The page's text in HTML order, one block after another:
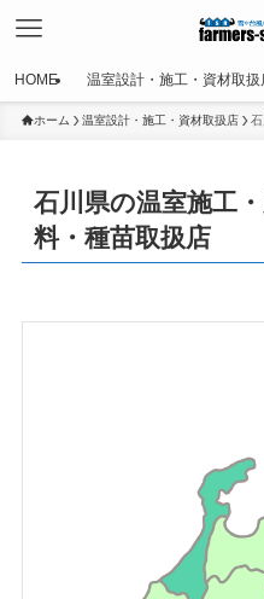
HOME 温室設計・施工・資材取扱
ホーム 温室設計・施工・資材取扱店
石川県の温室施工
料・種苗取扱店